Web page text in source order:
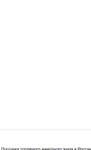
службы РФ,
Eurostat.